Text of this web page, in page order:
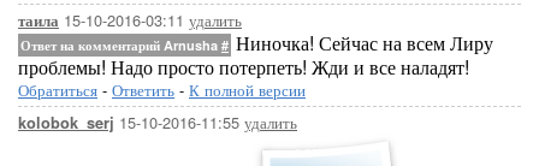
таила 15-10-2016-03:11 удалить
Ответ на комментарий Arnusha # Ниночка! Сейчас на всем Лиру
проблемы! Надо просто потерпеть! Жди и все наладят!
Обратиться - Ответить - К полной версии
kolobok_serj 15-10-2016-11:55 удалить